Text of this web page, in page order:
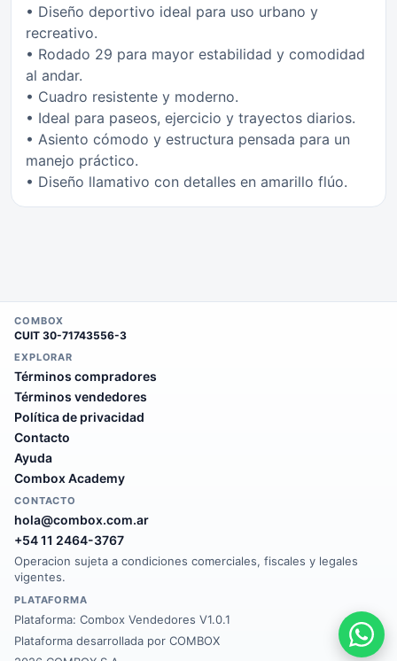
• Diseño deportivo ideal para uso urbano y
recreativo.
• Rodado 29 para mayor estabilidad y comodidad
al andar.
• Cuadro resistente y moderno.
• Ideal para paseos, ejercicio y trayectos diarios.
• Asiento cómodo y estructura pensada para un
manejo práctico.
• Diseño llamativo con detalles en amarillo flúo.
COMBOX
CUIT 30-71743556-3
EXPLORAR
Términos compradores
Términos vendedores
Política de privacidad
Contacto
Ayuda
Combox Academy
CONTACTO
hola@combox.com.ar
+54 11 2464-3767
Operacion sujeta a condiciones comerciales, fiscales y legales
vigentes.
PLATAFORMA
Plataforma: Combox Vendedores V1.0.1
Plataforma desarrollada por COMBOX